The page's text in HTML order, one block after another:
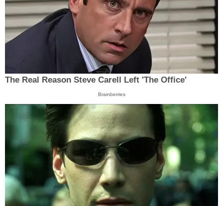
The Real Reason Steve Carell Left 'The Office'
Brainberries